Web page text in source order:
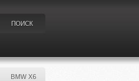
ПОИСК
BMW X6